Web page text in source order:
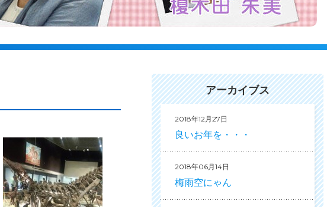
アーカイブス
2018年12月27日
良いお年を・・・
2018年06月14日
梅雨空にゃん